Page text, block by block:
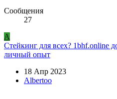
Сообщения
27
A
Стейкинг для всех? 1bhf.online
личный опыт
18 Апр 2023
Albertoo